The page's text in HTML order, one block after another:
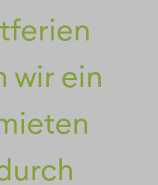
wir ein